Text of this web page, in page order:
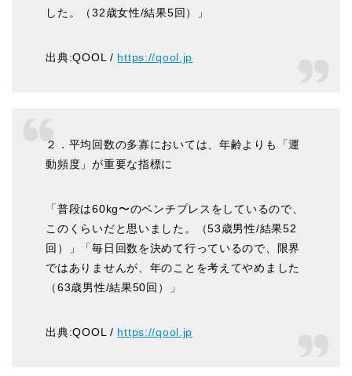
した。（32歳女性/結果5回）」
出典:QOOL / https://qool.jp
２．平均回数の多寡においては、年齢よりも「運
動頻度」が重要な指標に
「普段は60kg〜のベンチプレスをしているので、
このくらいだと思いました。（53歳男性/結果52
回）」「毎日回数を決めて行っているので、限界
ではありませんが、年のことを考えてやめました
（63歳男性/結果50回）」
出典:QOOL / https://qool.jp